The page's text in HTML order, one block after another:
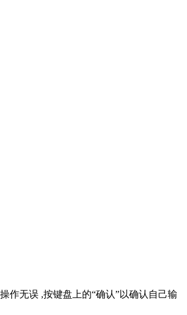
作无误 ,按键盘上的“确认”以确认自己输